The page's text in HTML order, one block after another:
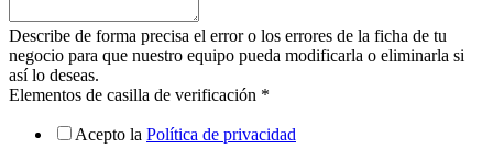
Describe de forma precisa el error o los errores de la ficha de tu
negocio para que nuestro equipo pueda modificarla o eliminarla si
así lo deseas.
Elementos de casilla de verificación *
Acepto la Política de privacidad